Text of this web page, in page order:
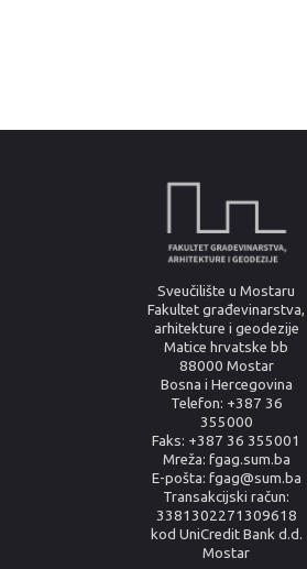
Sveučilište u Mostaru
Fakultet građevinarstva,
arhitekture i geodezije
Matice hrvatske bb
88000 Mostar
Bosna i Hercegovina
Telefon: +387 36
355000
Faks: +387 36 355001
Mreža: fgag.sum.ba
E-pošta: fgag@sum.ba
Transakcijski račun:
3381302271309618
kod UniCredit Bank d.d.
Mostar